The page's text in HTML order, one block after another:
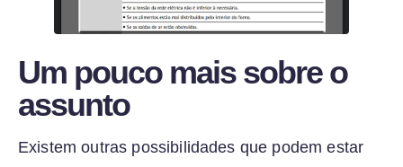
Um pouco mais sobre o
assunto
Existem outras possibilidades que podem estar